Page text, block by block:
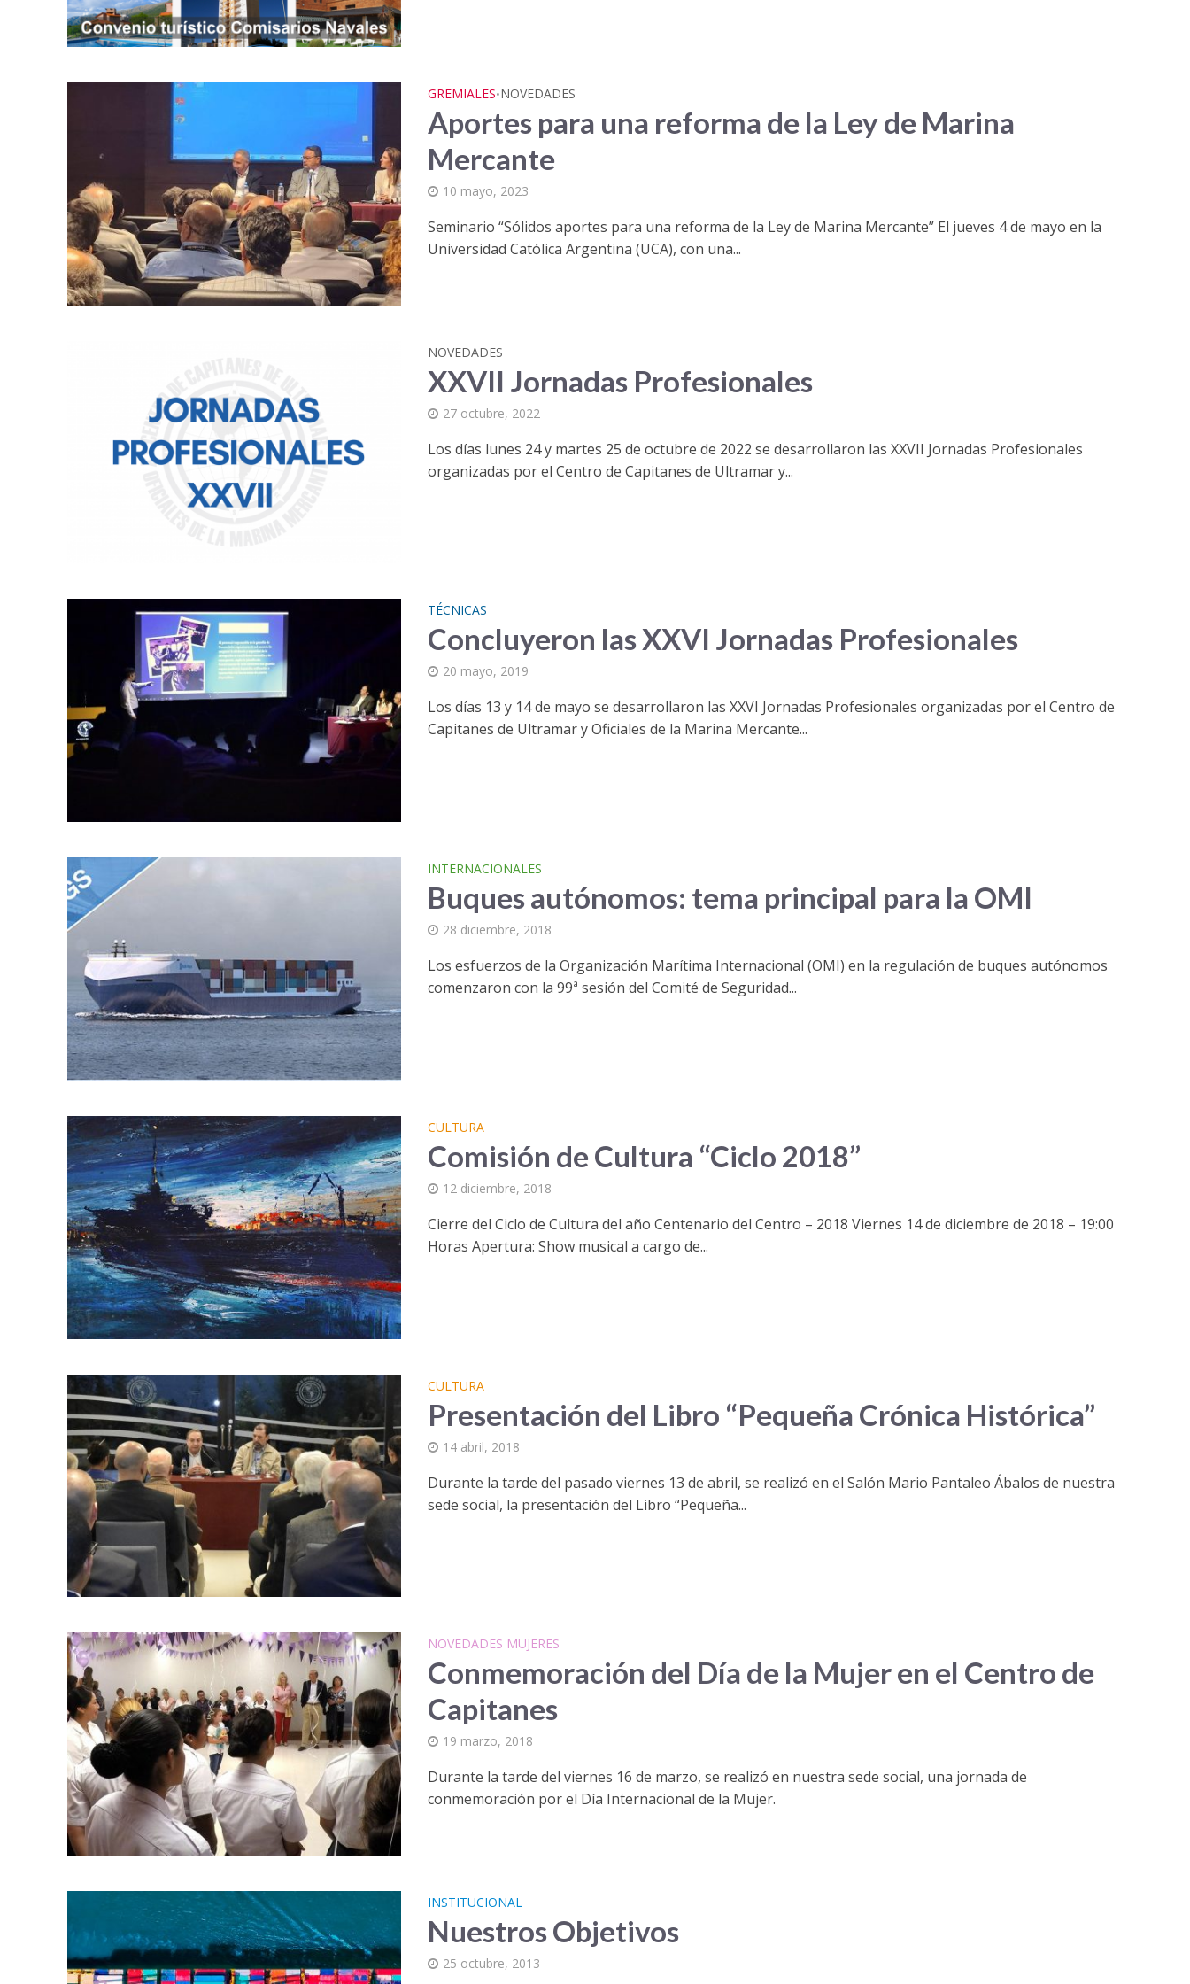
GREMIALES•NOVEDADES
Aportes para una reforma de la Ley de Marina
Mercante
10 mayo, 2023
Seminario “Sólidos aportes para una reforma de la Ley de Marina Mercante” El jueves 4 de mayo en la
Universidad Católica Argentina (UCA), con una...
NOVEDADES
XXVII Jornadas Profesionales
27 octubre, 2022
Los días lunes 24 y martes 25 de octubre de 2022 se desarrollaron las XXVII Jornadas Profesionales
organizadas por el Centro de Capitanes de Ultramar y...
TÉCNICAS
Concluyeron las XXVI Jornadas Profesionales
20 mayo, 2019
Los días 13 y 14 de mayo se desarrollaron las XXVI Jornadas Profesionales organizadas por el Centro de
Capitanes de Ultramar y Oficiales de la Marina Mercante...
INTERNACIONALES
Buques autónomos: tema principal para la OMI
28 diciembre, 2018
Los esfuerzos de la Organización Marítima Internacional (OMI) en la regulación de buques autónomos
comenzaron con la 99ª sesión del Comité de Seguridad...
CULTURA
Comisión de Cultura “Ciclo 2018”
12 diciembre, 2018
Cierre del Ciclo de Cultura del año Centenario del Centro – 2018 Viernes 14 de diciembre de 2018 – 19:00
Horas Apertura: Show musical a cargo de...
CULTURA
Presentación del Libro “Pequeña Crónica Histórica”
14 abril, 2018
Durante la tarde del pasado viernes 13 de abril, se realizó en el Salón Mario Pantaleo Ábalos de nuestra
sede social, la presentación del Libro “Pequeña...
NOVEDADES MUJERES
Conmemoración del Día de la Mujer en el Centro de
Capitanes
19 marzo, 2018
Durante la tarde del viernes 16 de marzo, se realizó en nuestra sede social, una jornada de
conmemoración por el Día Internacional de la Mujer.
INSTITUCIONAL
Nuestros Objetivos
25 octubre, 2013